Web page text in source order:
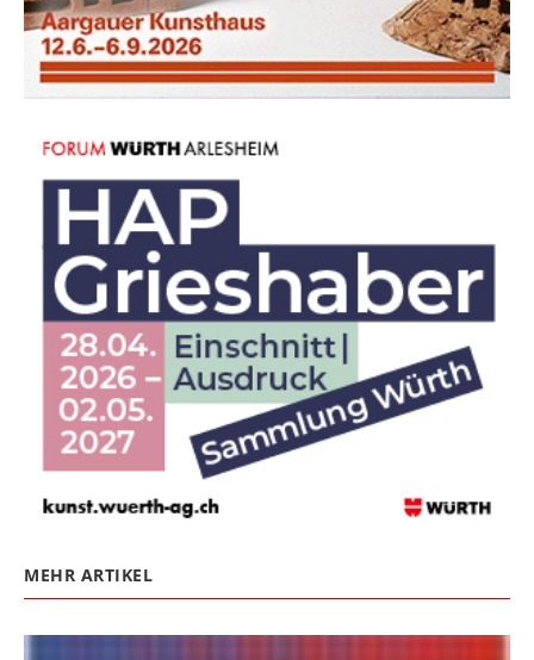
MEHR ARTIKEL